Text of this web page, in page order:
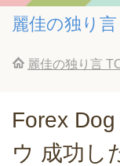
麗佳の独り言
麗佳の独り言
Forex
ウ 成功し